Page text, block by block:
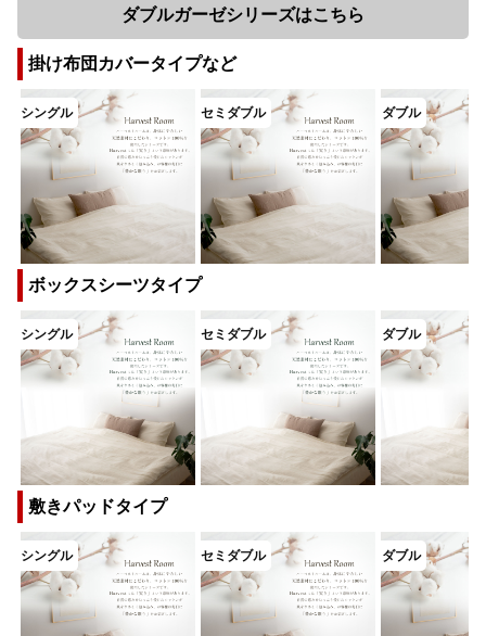
ダブルガーゼシリーズはこちら
掛け布団カバータイプなど
ボックスシーツタイプ
敷きパッドタイプ